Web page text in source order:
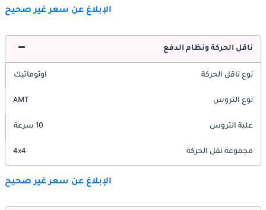
الإبلاغ عن سعر غير صحيح
ناقل الحركة ونظام الدفع
نوع ناقل الحركة اوتوماتيك
نوع التروس AMT
علبة التروس 10 سرعة
مجموعة نقل الحركة 4x4
الإبلاغ عن سعر غير صحيح